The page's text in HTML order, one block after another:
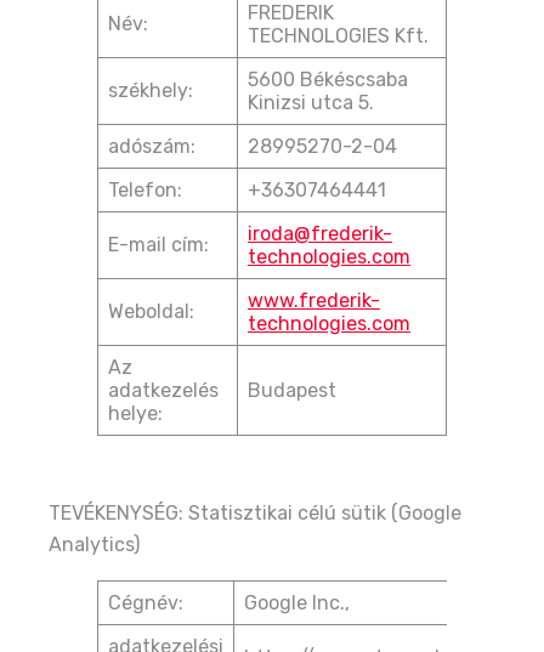
Név:
FREDERIK
TECHNOLOGIES Kft.
székhely:
5600 Békéscsaba
Kinizsi utca 5.
adószám:
28995270-2-04
Telefon:
+36307464441
E-mail cím:
iroda@frederik-
technologies.com
Weboldal:
www.frederik-
technologies.com
Az
adatkezelés
helye:
Budapest
TEVÉKENYSÉG: Statisztikai célú sütik (Google
Analytics)
Cégnév:
Google Inc.,
adatkezelési